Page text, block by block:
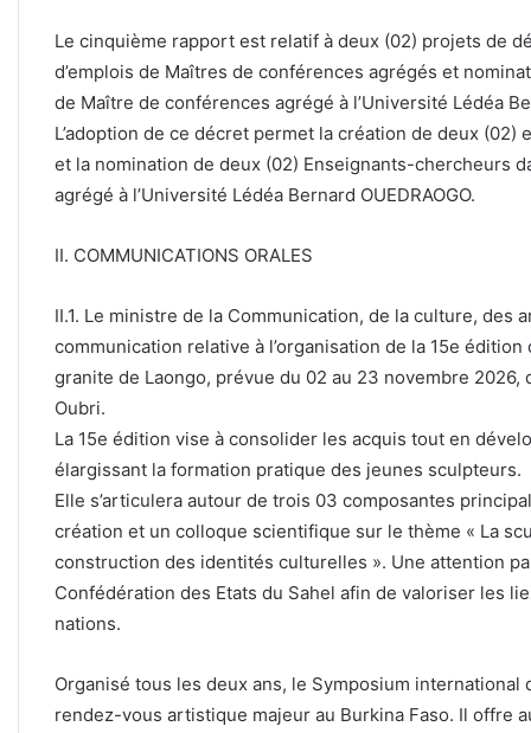
Le cinquième rapport est relatif à deux (02) projets de
d’emplois de Maîtres de conférences agrégés et
de Maître de conférences agrégé à l’Université Lédéa
L’adoption de ce décret permet la création de deux
et la nomination de deux (02) Enseignants-chercheurs
agrégé à l’Université Lédéa Bernard OUEDRAOGO.
II. COMMUNICATIONS ORALES
II.1. Le ministre de la Communication, de la culture, des
communication relative à l’organisation de la 15e
granite de Laongo, prévue du 02 au 23 novembre 2026,
Oubri.
La 15e édition vise à consolider les acquis tout en
élargissant la formation pratique des jeunes sculpteurs.
Elle s’articulera autour de trois 03 composantes
création et un colloque scientifique sur le thème « La
construction des identités culturelles ». Une attention
Confédération des Etats du Sahel afin de valoriser les
nations.
Organisé tous les deux ans, le Symposium
rendez-vous artistique majeur au Burkina Faso. Il offre